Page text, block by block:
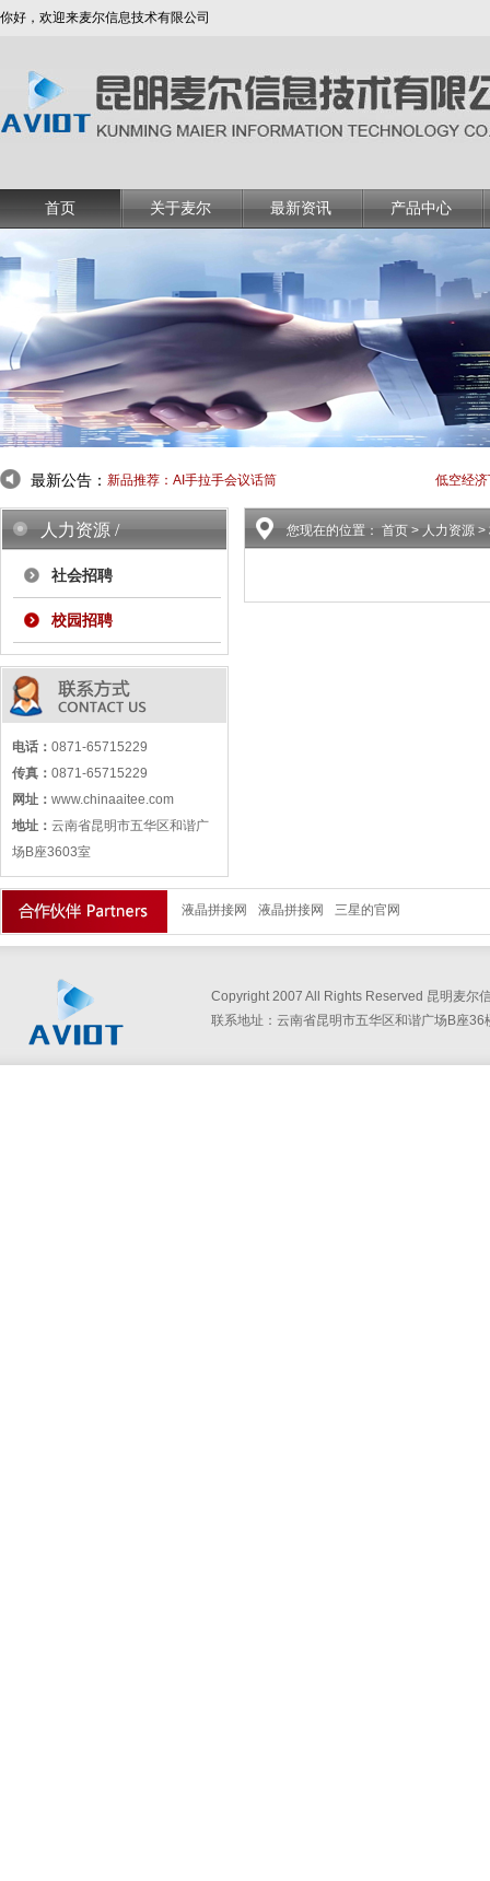
你好，欢迎来麦尔信息技术有限公司
首页 关于麦尔 最新资讯 产品中心
最新公告： 低空经济下无人机安全密码应用解决方案 低空经
人力资源 /
社会招聘
校园招聘
电话： 0871-65715229
传真： 0871-65715229
网址： www.chinaaitee.com
地址： 云南省昆明市五华区和谐广
场B座3603室
您现在的位置： 首页 > 人力资源 >
液晶拼接网 液晶拼接网 三星的官网
Copyright 2007 All Rights Reserved 昆明麦尔
联系地址：云南省昆明市五华区和谐广场B座